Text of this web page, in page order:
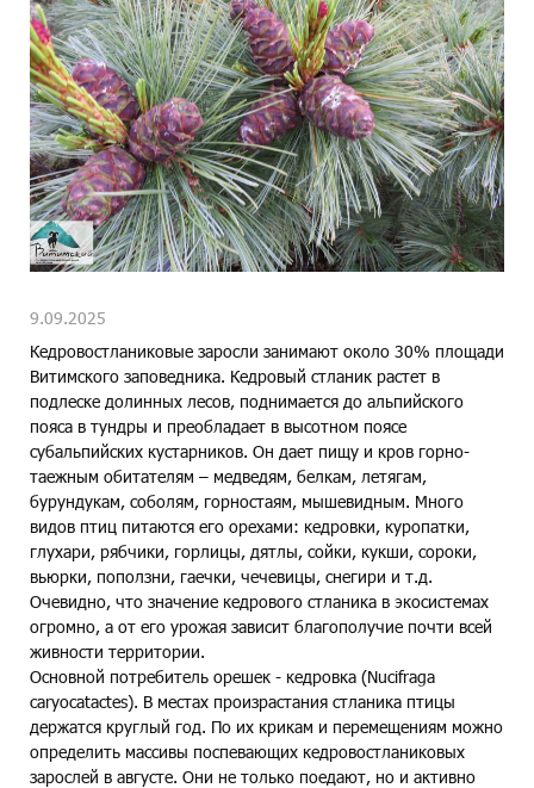
9.09.2025
Кедровостланиковые заросли занимают около 30% площади
Витимского заповедника. Кедровый стланик растет в
подлеске долинных лесов, поднимается до альпийского
пояса в тундры и преобладает в высотном поясе
субальпийских кустарников. Он дает пищу и кров горно-
таежным обитателям – медведям, белкам, летягам,
бурундукам, соболям, горностаям, мышевидным. Много
видов птиц питаются его орехами: кедровки, куропатки,
глухари, рябчики, горлицы, дятлы, сойки, кукши, сороки,
вьюрки, поползни, гаечки, чечевицы, снегири и т.д.
Очевидно, что значение кедрового стланика в экосистемах
огромно, а от его урожая зависит благополучие почти всей
живности территории.
Основной потребитель орешек - кедровка (Nucifraga
caryocatactes). В местах произрастания стланика птицы
держатся круглый год. По их крикам и перемещениям можно
определить массивы поспевающих кедровостланиковых
зарослей в августе. Они не только поедают, но и активно